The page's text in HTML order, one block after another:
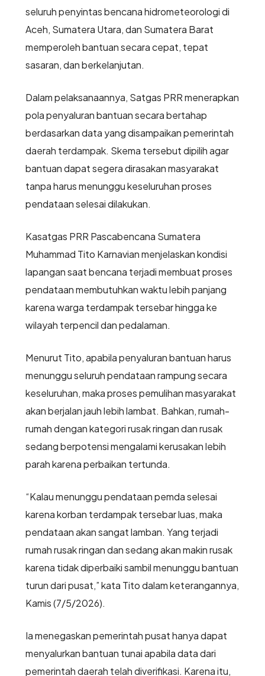
seluruh penyintas bencana hidrometeorologi di
Aceh, Sumatera Utara, dan Sumatera Barat
memperoleh bantuan secara cepat, tepat
sasaran, dan berkelanjutan.
Dalam pelaksanaannya, Satgas PRR menerapkan
pola penyaluran bantuan secara bertahap
berdasarkan data yang disampaikan pemerintah
daerah terdampak. Skema tersebut dipilih agar
bantuan dapat segera dirasakan masyarakat
tanpa harus menunggu keseluruhan proses
pendataan selesai dilakukan.
Kasatgas PRR Pascabencana Sumatera
Muhammad Tito Karnavian menjelaskan kondisi
lapangan saat bencana terjadi membuat proses
pendataan membutuhkan waktu lebih panjang
karena warga terdampak tersebar hingga ke
wilayah terpencil dan pedalaman.
Menurut Tito, apabila penyaluran bantuan harus
menunggu seluruh pendataan rampung secara
keseluruhan, maka proses pemulihan masyarakat
akan berjalan jauh lebih lambat. Bahkan, rumah-
rumah dengan kategori rusak ringan dan rusak
sedang berpotensi mengalami kerusakan lebih
parah karena perbaikan tertunda.
“Kalau menunggu pendataan pemda selesai
karena korban terdampak tersebar luas, maka
pendataan akan sangat lamban. Yang terjadi
rumah rusak ringan dan sedang akan makin rusak
karena tidak diperbaiki sambil menunggu bantuan
turun dari pusat,” kata Tito dalam keterangannya,
Kamis (7/5/2026).
Ia menegaskan pemerintah pusat hanya dapat
menyalurkan bantuan tunai apabila data dari
pemerintah daerah telah diverifikasi. Karena itu,